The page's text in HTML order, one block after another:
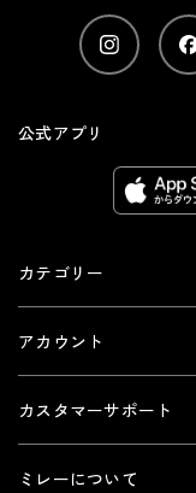
公式アプリ
カテゴリー
アカウント
カスタマーサポート
ミレーについて